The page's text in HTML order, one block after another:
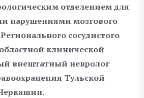
отделением для
нарушениями мозгового
сосудистого
клинической
внештатный невролог
Тульской